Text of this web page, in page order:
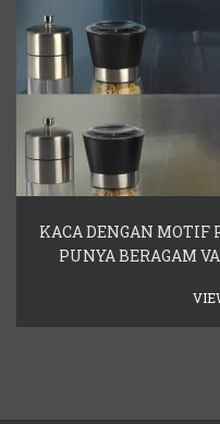
KACA DENGAN MOTIF
PUNYA BERAGAM